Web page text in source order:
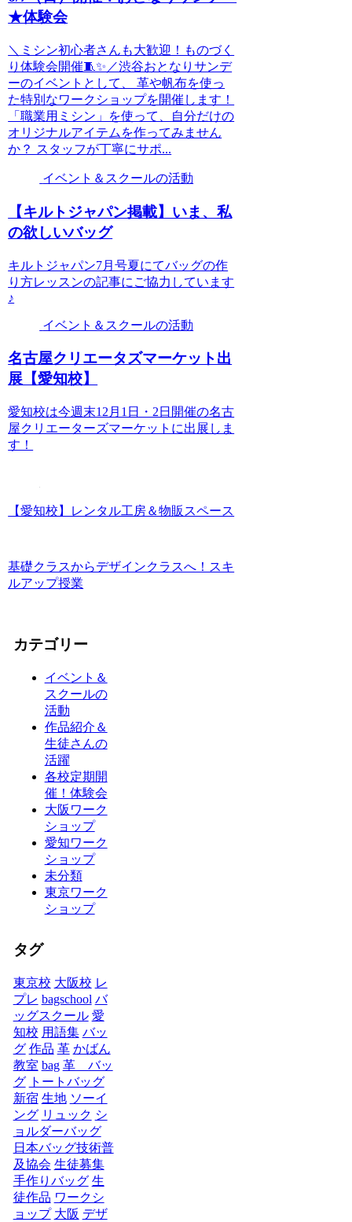
★体験会
＼ミシン初心者さんも大歓迎！ものづく
り体験会開催🧵✨／渋谷おとなりサンデ
ーのイベントとして、 革や帆布を使っ
た特別なワークショップを開催します！
「職業用ミシン」を使って、自分だけの
オリジナルアイテムを作ってみません
か？ スタッフが丁寧にサポ...
イベント＆スクールの活動
【キルトジャパン掲載】いま、私
の欲しいバッグ
キルトジャパン7月号夏にてバッグの作
り方レッスンの記事にご協力しています
♪
イベント＆スクールの活動
名古屋クリエータズマーケット出
展【愛知校】
愛知校は今週末12月1日・2日開催の名古
屋クリエーターズマーケットに出展しま
す！
【愛知校】レンタル工房＆物販スペース
基礎クラスからデザインクラスへ！スキ
ルアップ授業
カテゴリー
イベント＆
スクールの
活動
作品紹介＆
生徒さんの
活躍
各校定期開
催！体験会
大阪ワーク
ショップ
愛知ワーク
ショップ
未分類
東京ワーク
ショップ
タグ
東京校 大阪校 レ
プレ bagschool バ
ッグスクール 愛
知校 用語集 バッ
グ 作品 革 かばん
教室 bag 革 バッ
グ
トートバッグ
新宿 生地 ソーイ
ング リュック シ
ョルダーバッグ
日本バッグ技術普
及協会 生徒募集
手作りバッグ 生
徒作品 ワークシ
ョップ 大阪 デザ